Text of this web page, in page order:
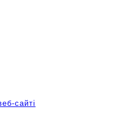
сайті